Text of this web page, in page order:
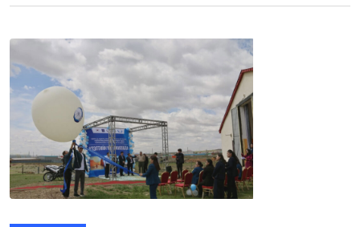
стратегийн хэлэлцүүлэгт […]